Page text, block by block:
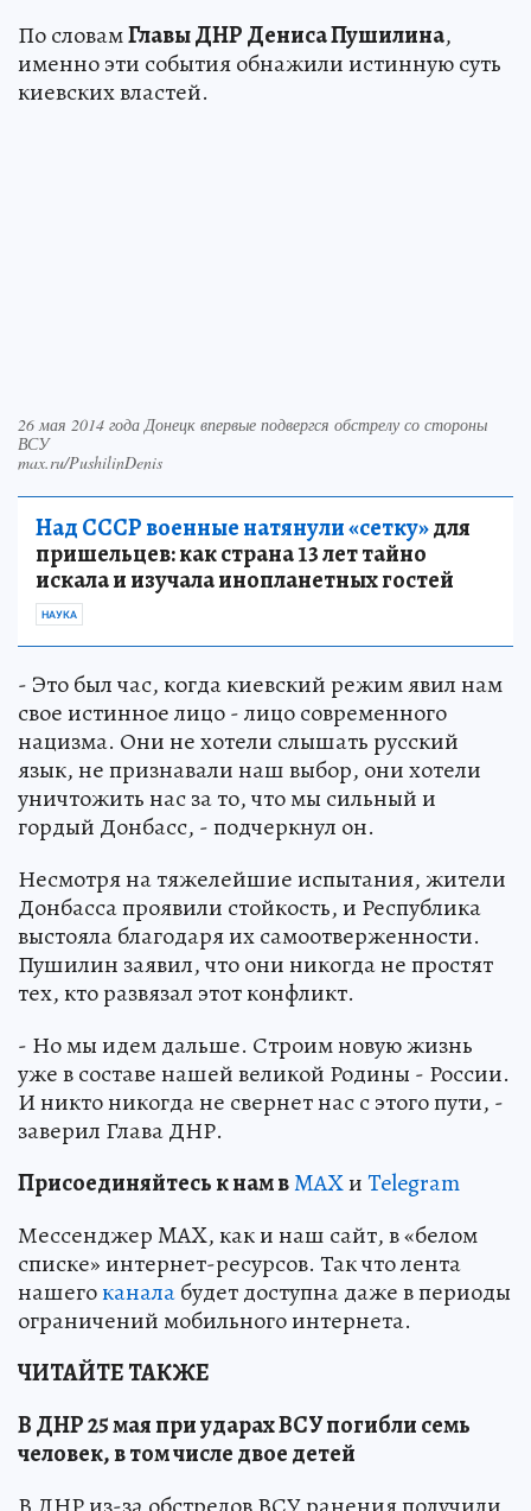
По словамГлавы ДНР Дениса Пушилина,
именно эти события обнажили истинную суть
киевских властей.
26 мая 2014 года Донецк впервые подвергся обстрелу со стороны
ВСУ
max.ru/PushilinDenis
Над СССР военные натянули «сетку»для
пришельцев: как страна 13 лет тайно
искала и изучала инопланетных гостей
НАУКА
- Это был час, когда киевский режим явил нам
свое истинное лицо - лицо современного
нацизма. Они не хотели слышать русский
язык, не признавали наш выбор, они хотели
уничтожить нас за то, что мы сильный и
гордый Донбасс, - подчеркнул он.
Несмотря на тяжелейшие испытания, жители
Донбасса проявили стойкость, и Республика
выстояла благодаря их самоотверженности.
Пушилин заявил, что они никогда не простят
тех, кто развязал этот конфликт.
- Но мы идем дальше. Строим новую жизнь
уже в составе нашей великой Родины - России.
И никто никогда не свернет нас с этого пути, -
заверил Глава ДНР.
Присоединяйтесь к нам вMAXиTelegram
Мессенджер MAX, как и наш сайт, в «белом
списке» интернет-ресурсов. Так что лента
нашегоканалабудет доступна даже в периоды
ограничений мобильного интернета.
ЧИТАЙТЕ ТАКЖЕ
В ДНР 25 мая при ударах ВСУ погибли семь
человек, в том числе двое детей